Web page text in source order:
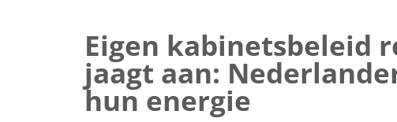
Eigen kabinetsbeleid
jaagt aan:
hun energie